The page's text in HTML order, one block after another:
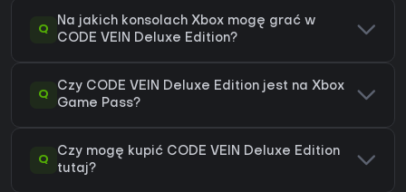
Q
Na jakich konsolach Xbox mogę grać w
CODE VEIN Deluxe Edition?
Q
Czy CODE VEIN Deluxe Edition jest na Xbox
Game Pass?
Q
Czy mogę kupić CODE VEIN Deluxe Edition
tutaj?